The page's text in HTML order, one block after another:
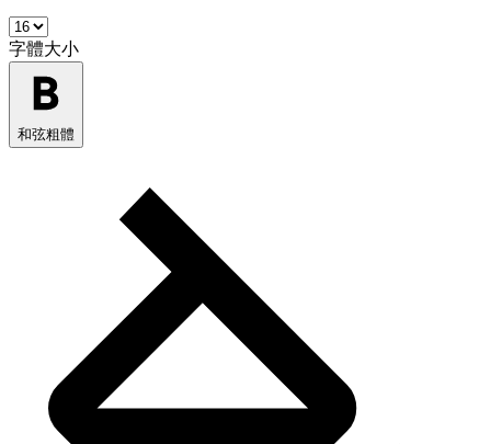
字體大小
和弦粗體